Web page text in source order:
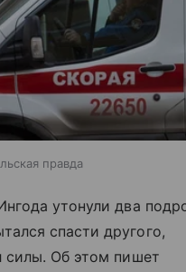
правда
утонули два
спасти другого,
силы. Об этом пишет